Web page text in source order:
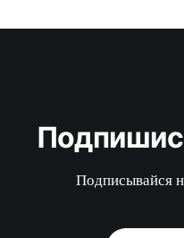
Подписывайся